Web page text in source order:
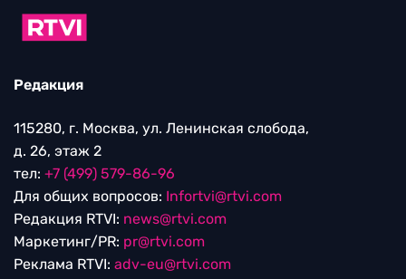
Редакция
115280, г. Москва, ул. Ленинская слобода,
д. 26, этаж 2
тел: +7 (499) 579-86-96
Для общих вопросов: Infortvi@rtvi.com
Редакция RTVI: news@rtvi.com
Маркетинг/PR: pr@rtvi.com
Реклама RTVI: adv-eu@rtvi.com